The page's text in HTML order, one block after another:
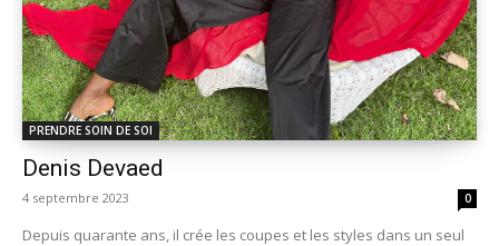
PRENDRE SOIN DE SOI
Denis Devaed
4 septembre 2023 0
Depuis quarante ans, il crée les coupes et les styles dans un seul